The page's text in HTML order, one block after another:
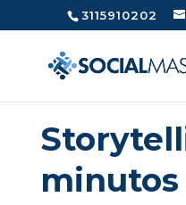
3115910202
minutos